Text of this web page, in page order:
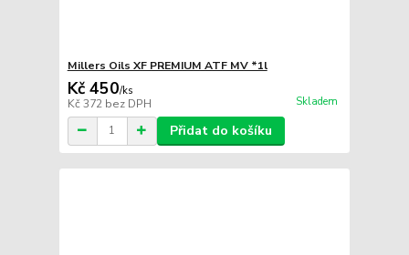
Millers Oils XF PREMIUM ATF MV *1l
Kč 450/ks
Kč 372 bez DPH Skladem
Přidat do košíku